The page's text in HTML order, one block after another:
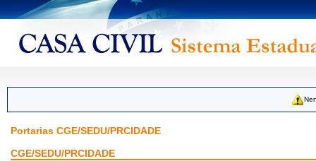
Portarias CGE/SEDU/PRCIDADE
CGE/SEDU/PRCIDADE